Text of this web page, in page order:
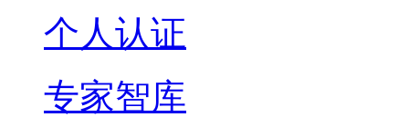
个人认证
专家智库